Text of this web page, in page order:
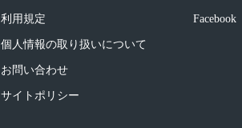
利用規定
個人情報の取り扱いについて
お問い合わせ
サイトポリシー